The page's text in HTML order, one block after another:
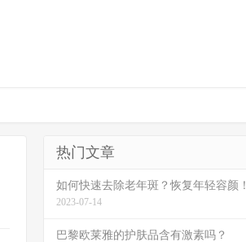
热门文章
如何快速去除老年斑？恢复年轻容颜！
2023-07-14
巴黎欧莱雅的护肤品含有激素吗？